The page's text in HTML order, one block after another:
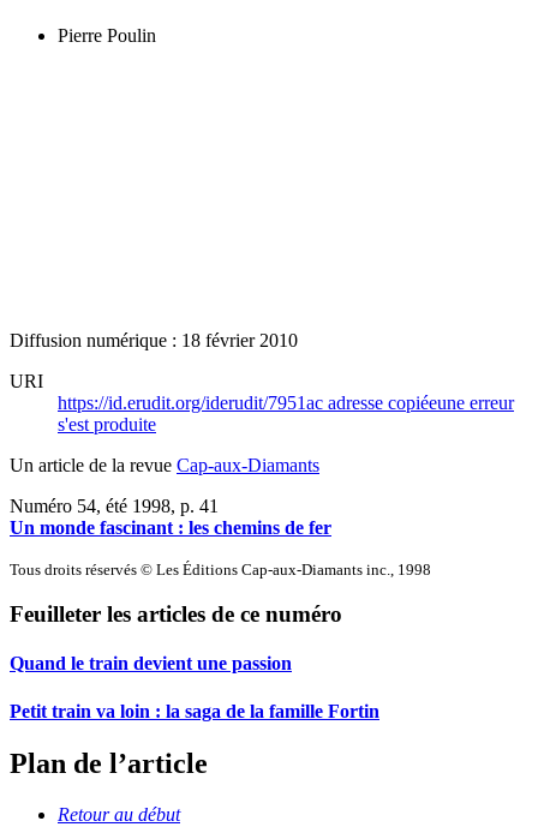
Pierre Poulin
Diffusion numérique : 18 février 2010
URI
https://id.erudit.org/iderudit/7951ac adresse copiéeune erreur
s'est produite
Un article de la revue Cap-aux-Diamants
Numéro 54, été 1998, p. 41
Un monde fascinant : les chemins de fer
Tous droits réservés © Les Éditions Cap-aux-Diamants inc., 1998
Feuilleter les articles de ce numéro
Quand le train devient une passion
Petit train va loin : la saga de la famille Fortin
Plan de l’article
Retour au début